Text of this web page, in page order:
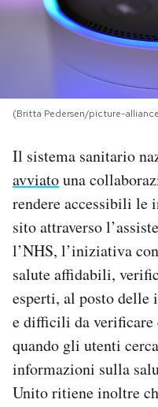
PODCAST
NEWSLETTER
I MIEI PREFERITI
CALENDARIO
AREA PERSONALE
Area Personale
Newsletter
Notifiche mobile
Regala il Post
Hai bisogno di aiuto?
(Britta Pedersen/picture-
Il sistema sanitario
avviatouna
rendere accessibili
sito attraverso
l’NHS, l’iniziativa
salute affidabili,
esperti, al posto
e difficili da
quando gli utenti
informazioni sulla
Unito ritiene inoltre